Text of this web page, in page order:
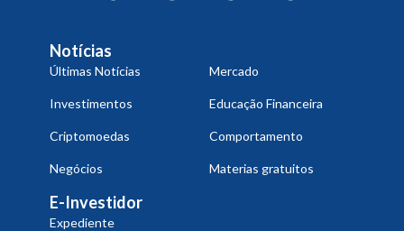
Notícias
Últimas Notícias Mercado
Investimentos Educação Financeira
Criptomoedas Comportamento
Negócios Materias gratuitos
E-Investidor
Expediente